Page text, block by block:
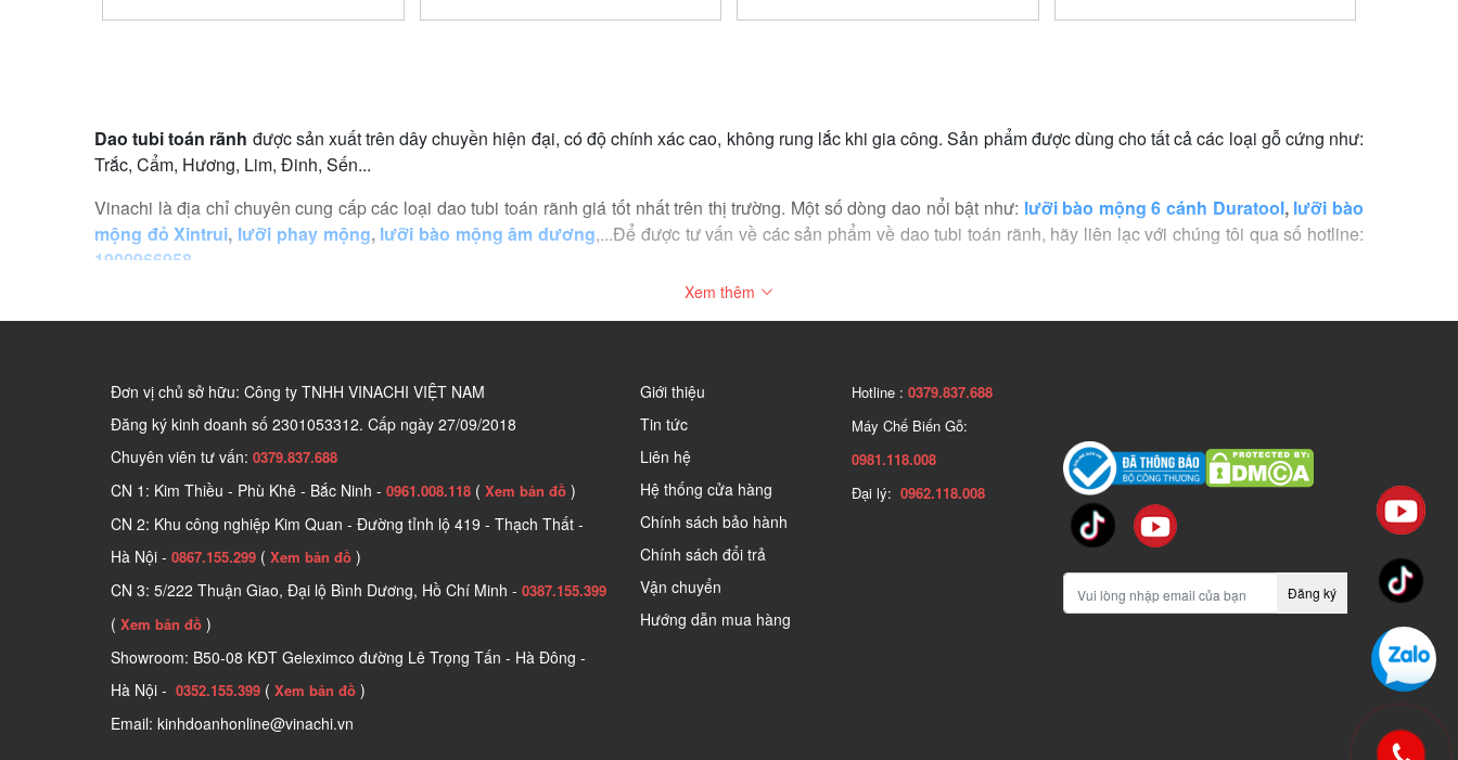
Dao tubi toán rãnh được sản xuất trên dây chuyền hiện đại, có độ chính xác cao, không rung lắc khi gia công. Sản phẩm được dùng cho tất cả các loại gỗ cứng như:
Trắc, Cẩm, Hương, Lim, Đinh, Sến...
Vinachi là địa chỉ chuyên cung cấp các loại dao tubi toán rãnh giá tốt nhất trên thị trường. Một số dòng dao nổi bật như: lưỡi bào mộng 6 cánh Duratool, lưỡi bào
mộng đỏ Xintrui, lưỡi phay mộng, lưỡi bào mộng âm dương,...Để được tư vấn về các sản phẩm về dao tubi toán rãnh, hãy liên lạc với chúng tôi qua số hotline:
1900966958
Xem thêm
Đơn vị chủ sở hữu: Công ty TNHH VINACHI VIỆT NAM
Đăng ký kinh doanh số 2301053312. Cấp ngày 27/09/2018
Chuyên viên tư vấn: 0379.837.688
CN 1: Kim Thiều - Phù Khê - Bắc Ninh - 0961.008.118 ( Xem bản đồ )
CN 2: Khu công nghiệp Kim Quan - Đường tỉnh lộ 419 - Thạch Thất -
Hà Nội - 0867.155.299 ( Xem bản đồ )
CN 3: 5/222 Thuận Giao, Đại lộ Bình Dương, Hồ Chí Minh - 0387.155.399
( Xem bản đồ )
Showroom: B50-08 KĐT Geleximco đường Lê Trọng Tấn - Hà Đông -
Hà Nội - 0352.155.399 ( Xem bản đồ )
Email: kinhdoanhonline@vinachi.vn
Giới thiệu
Tin tức
Liên hệ
Hệ thống cửa hàng
Chính sách bảo hành
Chính sách đổi trả
Vận chuyển
Hướng dẫn mua hàng
Hotline : 0379.837.688
Máy Chế Biến Gỗ:
0981.118.008
Đại lý: 0962.118.008
Đăng ký